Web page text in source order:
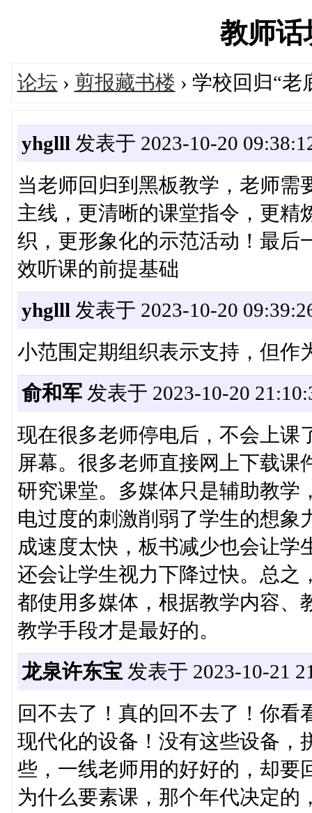
教师话
论坛 › 剪报藏书楼 › 学校回归“
yhglll 发表于 2023-10-20
当老师回归到黑板教学，老师需
主线，更清晰的课堂指令，更精
织，更形象化的示范活动！最后
效听课的前提基础
yhglll 发表于 2023-10-20
小范围定期组织表示支持，但作
俞和军发表于 2023-10-20
现在很多老师停电后，不会上课
屏幕。很多老师直接网上下载
研究课堂。多媒体只是辅助教学
电过度的刺激削弱了学生的想象
成速度太快，板书减少也会让学
还会让学生视力下降过快。总之
都使用多媒体，根据教学内容、
教学手段才是最好的。
龙泉许东宝 发表于 2023-10-21
回不去了！真的回不去了！你
现代化的设备！没有这些设备，
些，一线老师用的好好的，却要
为什么要素课，那个年代决定的